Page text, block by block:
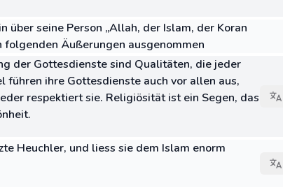
über seine Person „Allah, der Islam, der Koran
Äußerungen ausgenommen
der Gottesdienste sind Qualitäten, die jeder
führen ihre Gottesdienste auch vor allen aus,
respektiert sie. Religiösität ist ein Segen, das
Heuchler, und liess sie dem Islam enorm